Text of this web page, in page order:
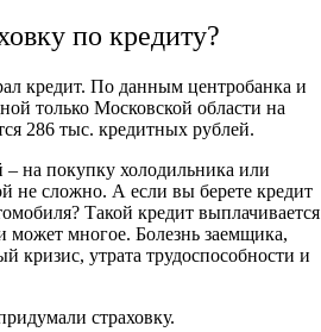
по кредиту?
кредит. По данным центробанка и
только Московской области на
286 тыс. кредитных рублей.
на покупку холодильника или
не сложно. А если вы берете кредит
Такой кредит выплачивается
может многое. Болезнь заемщика,
кризис, утрата трудоспособности и
страховку.